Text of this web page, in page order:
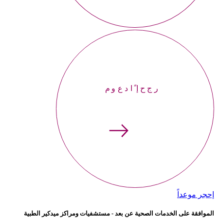
إحجر موعداً
إحجر موعداً
الموافقة على الخدمات الصحية عن بعد - مستشفيات ومراكز ميدكير الطبية